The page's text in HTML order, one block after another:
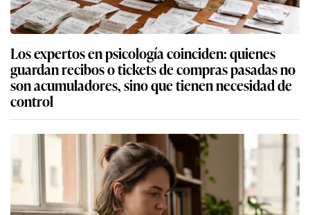
Los expertos en psicología coinciden: quienes
guardan recibos o tickets de compras pasadas no
son acumuladores, sino que tienen necesidad de
control